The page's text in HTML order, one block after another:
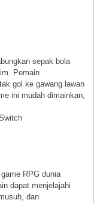
sepak bola
Pemain
gol ke gawang lawan
ini mudah dimainkan,
RPG dunia
dapat menjelajahi
dan